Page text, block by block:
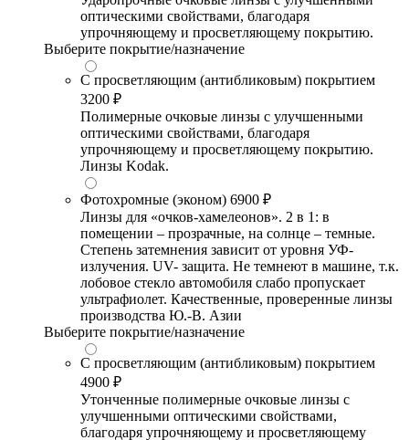
оптическими свойствами, благодаря
упрочняющему и просветляющему покрытию.
Выберите покрытие/назначение
С просветляющим (антибликовым) покрытием
3200 ₽
Полимерные очковые линзы с улучшенными
оптическими свойствами, благодаря
упрочняющему и просветляющему покрытию.
Линзы Kodak.
Фотохромные (эконом) 6900 ₽
Линзы для «очков-хамелеонов». 2 в 1: в
помещении – прозрачные, на солнце – темные.
Степень затемнения зависит от уровня УФ-
излучения. UV- защита. Не темнеют в машине, т.к.
лобовое стекло автомобиля слабо пропускает
ультрафиолет. Качественные, проверенные линзы
производства Ю.-В. Азии
Выберите покрытие/назначение
С просветляющим (антибликовым) покрытием
4900 ₽
Утонченные полимерные очковые линзы с
улучшенными оптическими свойствами,
благодаря упрочняющему и просветляющему